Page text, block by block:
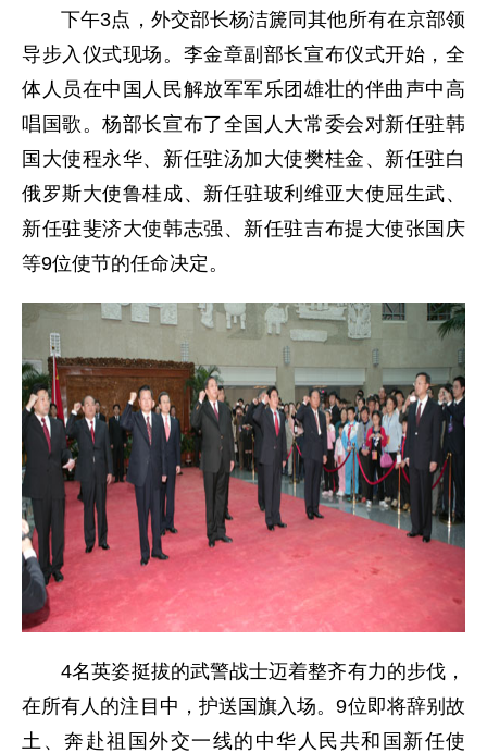
下午3点，外交部长杨洁篪同其他所有在京部领
导步入仪式现场。李金章副部长宣布仪式开始，全
体人员在中国人民解放军军乐团雄壮的伴曲声中高
唱国歌。杨部长宣布了全国人大常委会对新任驻韩
国大使程永华、新任驻汤加大使樊桂金、新任驻白
俄罗斯大使鲁桂成、新任驻玻利维亚大使屈生武、
新任驻斐济大使韩志强、新任驻吉布提大使张国庆
等9位使节的任命决定。
4名英姿挺拔的武警战士迈着整齐有力的步伐，
在所有人的注目中，护送国旗入场。9位即将辞别故
土、奔赴祖国外交一线的中华人民共和国新任使